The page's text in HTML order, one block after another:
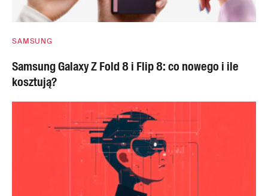
SAMSUNG
Samsung Galaxy Z Fold 8 i Flip 8: co nowego i ile
kosztują?